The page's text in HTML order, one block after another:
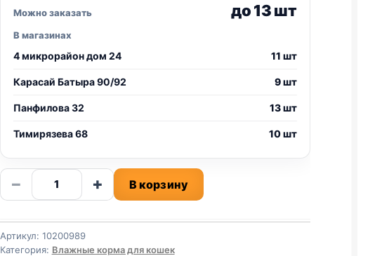
Можно заказать до 13 шт
В магазинах
4 микрорайон дом 24 11 шт
Карасай Батыра 90/92 9 шт
Панфилова 32 13 шт
Тимирязева 68 10 шт
−
Количество
товара
(СТЕРИЛ.,
ГОВЯДИНА)
+ В корзину
Артикул: 10200989
Категория: Влажные корма для кошек